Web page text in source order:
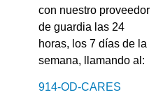
con nuestro proveedor
de guardia las 24
horas, los 7 días de la
semana, llamando al:
914-OD-CARES